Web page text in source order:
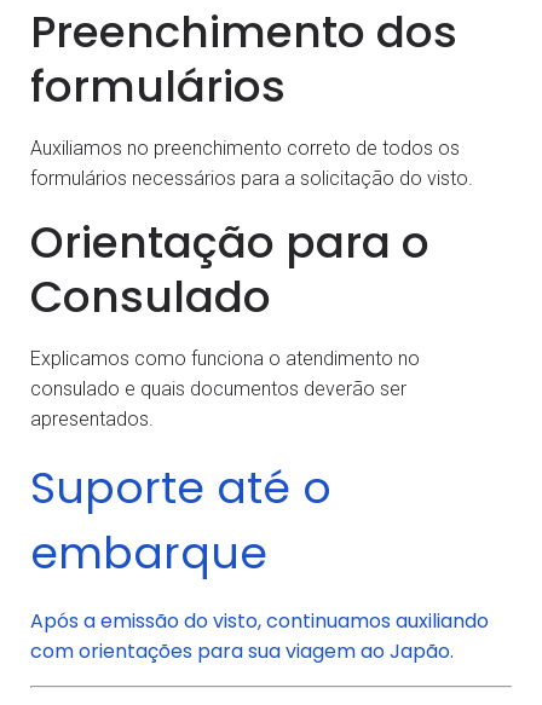
Preenchimento dos
formulários
Auxiliamos no preenchimento correto de todos os
formulários necessários para a solicitação do visto.
Orientação para o
Consulado
Explicamos como funciona o atendimento no
consulado e quais documentos deverão ser
apresentados.
Suporte até o
embarque
Após a emissão do visto, continuamos auxiliando
com orientações para sua viagem ao Japão.